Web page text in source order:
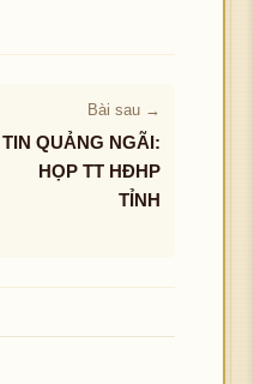
Bài sau →
TIN QUẢNG NGÃI:
HỌP TT HĐHP
TỈNH